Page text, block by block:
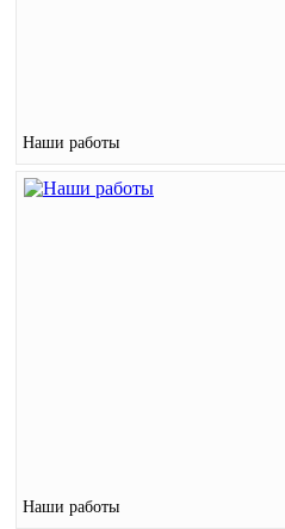
Наши работы
Наши работы